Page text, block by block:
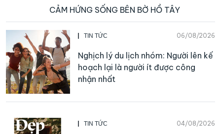
CẢM HỨNG SỐNG BÊN BỜ HỒ TÂY
TIN TỨC 06/08/2026
Nghịch lý du lịch nhóm: Người lên kế
hoạch lại là người ít được công
nhận nhất
TIN TỨC 04/08/2026